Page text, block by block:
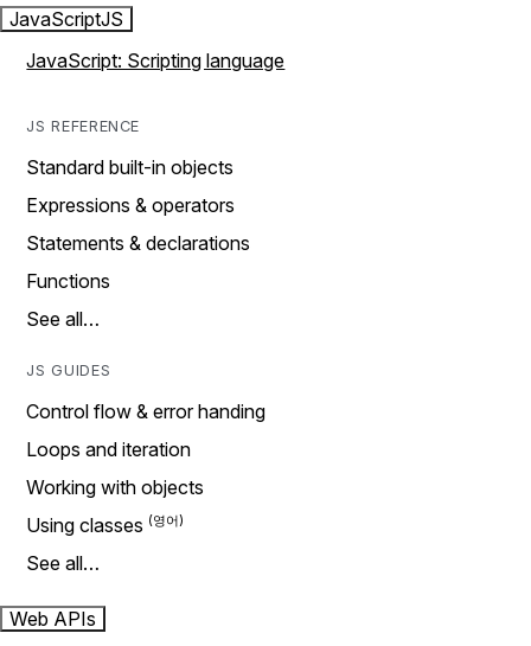
JavaScriptJS
JavaScript: Scripting language
JS REFERENCE
Standard built-in objects
Expressions & operators
Statements & declarations
Functions
See all…
JS GUIDES
Control flow & error handing
Loops and iteration
Working with objects
Using classes
See all…
Web APIs